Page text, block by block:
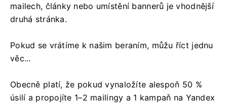
mailech, články nebo umístění bannerů je vhodnější
druhá stránka.
Pokud se vrátíme k našim beraním, můžu říct jednu
věc...
Obecně platí, že pokud vynaložíte alespoň 50 %
úsilí a propojíte 1–2 mailingy a 1 kampaň na Yandex